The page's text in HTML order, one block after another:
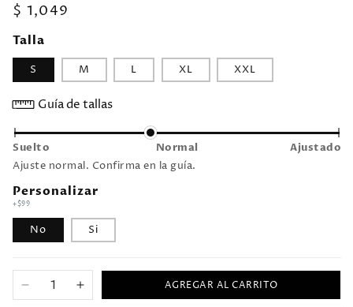
Precio
habitual
$ 1,049
Talla
S M L XL XXL
Guía de tallas
Suelto Normal Ajustado
Ajuste normal. Confirma en la guía.
Personalizar
+$99
No Si
Reducir
Aumentar
AGREGAR AL CARRITO